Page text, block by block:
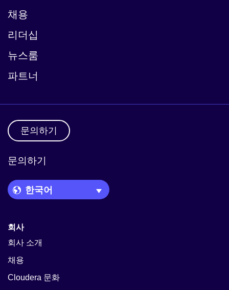
채용
리더십
뉴스룸
파트너
문의하기
문의하기
Language Picker
회사
회사 소개
채용
Cloudera 문화